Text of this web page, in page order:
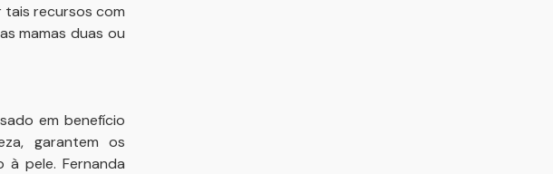
tais recursos com
mamas duas ou
em benefício
garantem os
pele. Fernanda